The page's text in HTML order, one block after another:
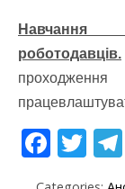
Навчання
роботодавців.
F T